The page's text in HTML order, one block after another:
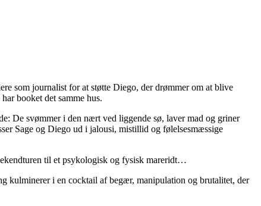
som journalist for at støtte Diego, der drømmer om at blive
booket det samme hus.
De svømmer i den nært ved liggende sø, laver mad og griner
Sage og Diego ud i jalousi, mistillid og følelsesmæssige
til et psykologisk og fysisk mareridt…
kulminerer i en cocktail af begær, manipulation og brutalitet, der